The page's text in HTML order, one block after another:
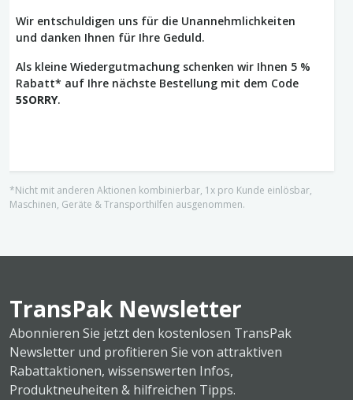
Wir entschuldigen uns für die Unannehmlichkeiten
und danken Ihnen für Ihre Geduld.
Als kleine Wiedergutmachung schenken wir Ihnen 5 %
Rabatt* auf Ihre nächste Bestellung mit dem Code
5SORRY.
*Nicht mit anderen Aktionen kombinierbar, 1x pro Kunde einlösbar,
Maschinen, Geräte & Transporthilfen ausgenommen.
TransPak Newsletter
Abonnieren Sie jetzt den kostenlosen TransPak
Newsletter und profitieren Sie von attraktiven
Rabattaktionen, wissenswerten Infos,
Produktneuheiten & hilfreichen Tipps.